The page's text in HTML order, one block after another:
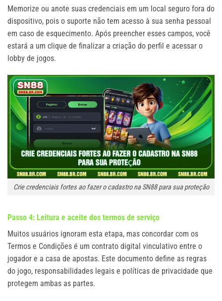
Memorize ou anote suas credenciais em um local seguro fora do
dispositivo, pois o suporte não tem acesso à sua senha pessoal
em caso de esquecimento. Após preencher esses campos, você
estará a um clique de finalizar a criação do perfil e acessar o
lobby de jogos.
Crie credenciais fortes ao fazer o cadastro na SN88 para sua proteção
Passo 4: Leitura e aceite dos termos de serviço
Muitos usuários ignoram esta etapa, mas concordar com os
Termos e Condições é um contrato digital vinculativo entre o
jogador e a casa de apostas. Este documento define as regras
do jogo, responsabilidades legais e políticas de privacidade que
protegem ambas as partes.